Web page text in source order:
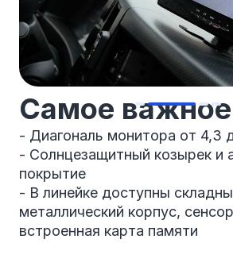
Самое важное
- Диагональ монитора от 4,3
- Солнцезащитный козырек и
покрытие
- В линейке доступны
металлический корпус,
встроенная карта памяти